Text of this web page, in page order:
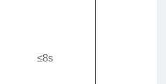
≤8s